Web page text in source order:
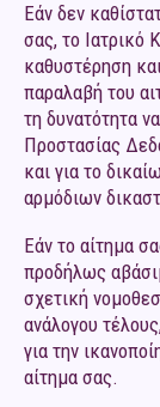
Εάν δεν
σας, το Ιατρικό
καθυστέρηση
παραλαβή του
τη δυνατότητα
Προστασίας
και για το
αρμόδιων
Εάν το αίτημα
προδήλως
σχετική
ανάλογου
για την
αίτημα σας.